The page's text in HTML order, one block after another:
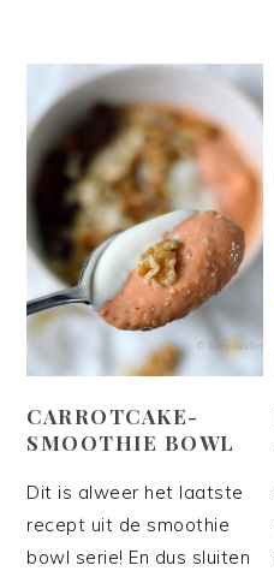
CARROTCAKE-
SMOOTHIE BOWL
Dit is alweer het laatste
recept uit de smoothie
bowl serie! En dus sluiten